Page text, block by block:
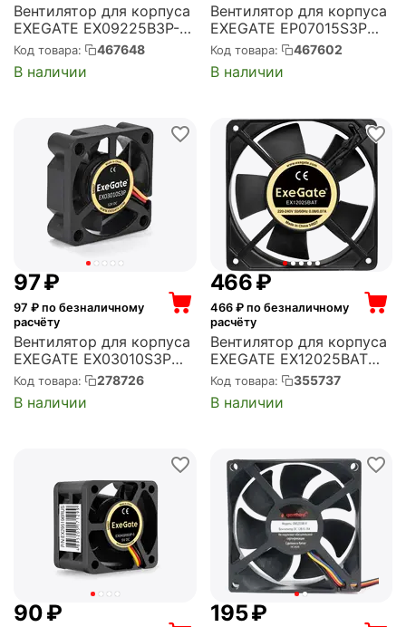
Вентилятор для корпуса
EXEGATE EX09225B3P-
24 92x92x25 мм, 2750
об/мин, 51 CFM, 35 дБ, 3
pin (EX297087RUS)
Код товара: 467648
В наличии
Вентилятор для корпуса
EXEGATE EP07015S3P
70x70x15 мм, 3000 об/
мин, 20 CFM, 27 дБ, 3 pin
(EX297039RUS)
Код товара: 467602
В наличии
‍97‍₽
97 ₽ по безналичному
расчёту
Вентилятор для корпуса
EXEGATE EX03010S3P
30x30x10 мм, 10000 об/
мин, 4 CFM, 28 дБ, 3 pin
(EX281210RUS)
Код товара: 278726
В наличии
‍466‍₽
466₽ по безналичному
расчёту
Вентилятор для корпуса
EXEGATE EX12025BAT
120x120x25 мм, 2200
об/мин, 60 CFM, 32 дБ,
клеммы (EX289014RUS)
Код товара: 355737
В наличии
‍90‍₽ ‍195‍₽